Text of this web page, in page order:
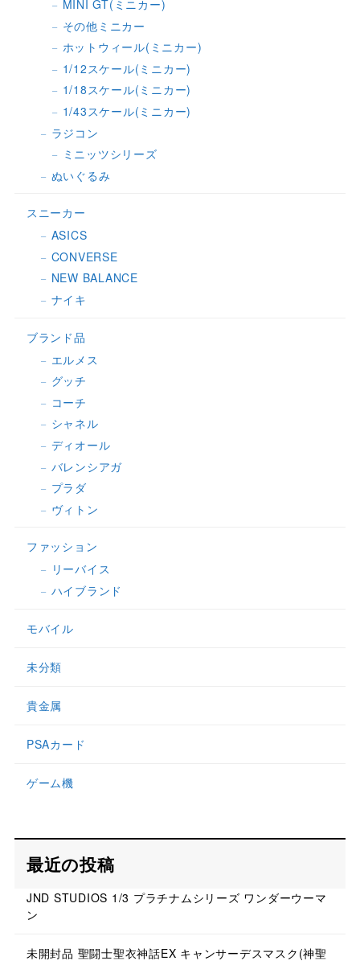
MINI GT(ミニカー)
その他ミニカー
ホットウィール(ミニカー)
1/12スケール(ミニカー)
1/18スケール(ミニカー)
1/43スケール(ミニカー)
ラジコン
ミニッツシリーズ
ぬいぐるみ
スニーカー
ASICS
CONVERSE
NEW BALANCE
ナイキ
ブランド品
エルメス
グッチ
コーチ
シャネル
ディオール
バレンシアガ
プラダ
ヴィトン
ファッション
リーバイス
ハイブランド
モバイル
未分類
貴金属
PSAカード
ゲーム機
最近の投稿
JND STUDIOS 1/3 プラチナムシリーズ ワンダーウーマ
ン
未開封品 聖闘士聖衣神話EX キャンサーデスマスク(神聖